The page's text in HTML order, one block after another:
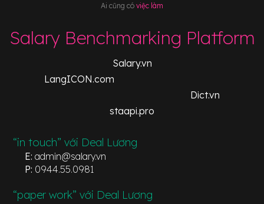
Ai cũng có việc làm
Salary Benchmarking Platform
Salary.vn
LangICON.com
Dict.vn
staapi.pro
“in touch” với Deal Lương
E: admin@salary.vn
P: 0944.55.0981
“paper work” với Deal Lương